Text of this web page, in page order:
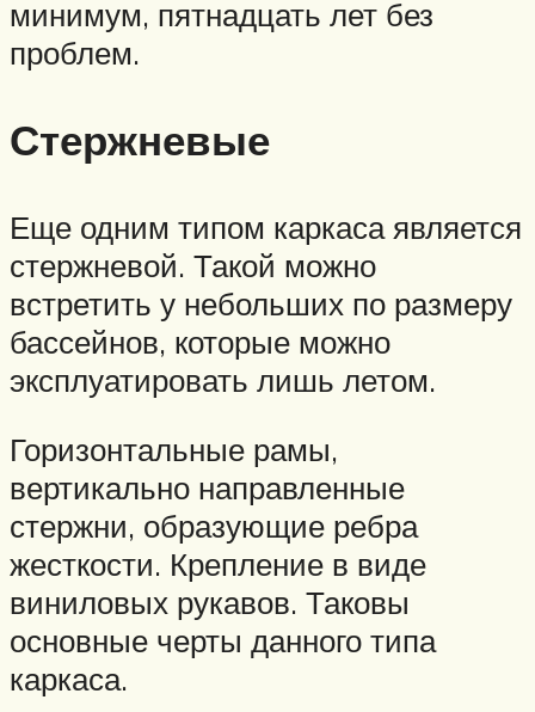
минимум, пятнадцать лет без
проблем.
Стержневые
Еще одним типом каркаса является
стержневой. Такой можно
встретить у небольших по размеру
бассейнов, которые можно
эксплуатировать лишь летом.
Горизонтальные рамы,
вертикально направленные
стержни, образующие ребра
жесткости. Крепление в виде
виниловых рукавов. Таковы
основные черты данного типа
каркаса.